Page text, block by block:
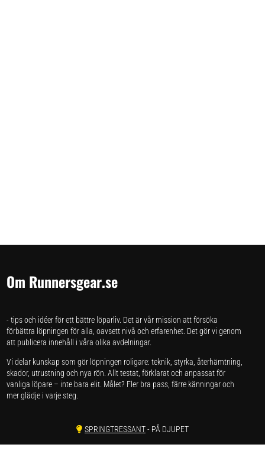
Om Runnersgear.se
- tips och idéer för ett bättre löparliv. Det är vår mission att försöka
förbättra löpningen för alla, oavsett nivå och erfarenhet. Det gör vi genom
att publicera innehåll i våra olika avdelningar.
Vi delar kunskap som gör löpningen roligare: teknik, styrka, återhämtning,
skador, utrustning och nya rön. Allt testat, förklarat och anpassat för
vanliga löpare – inte bara elit. Målet? Fler bra pass, färre känningar och
mer glädje i varje steg.
SPRINGTRESSANT- PÅ DJUPET